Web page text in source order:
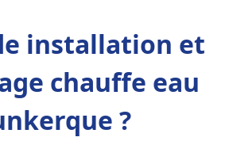
installation et
chauffe eau
?